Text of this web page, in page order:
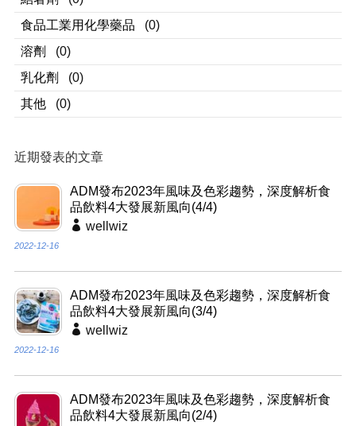
食品工業用化學藥品
(0)
溶劑
(0)
乳化劑
(0)
其他
(0)
近期發表的文章
ADM發布2023年風味及色彩趨勢，深度解析食
品飲料4大發展新風向(4/4)
wellwiz
2022-12-16
ADM發布2023年風味及色彩趨勢，深度解析食
品飲料4大發展新風向(3/4)
wellwiz
2022-12-16
ADM發布2023年風味及色彩趨勢，深度解析食
品飲料4大發展新風向(2/4)